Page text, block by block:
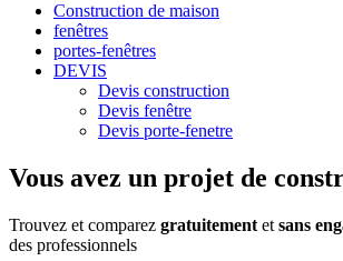
Construction de maison
fenêtres
portes-fenêtres
DEVIS
Devis construction
Devis fenêtre
Devis porte-fenetre
Vous avez un projet de
Trouvez et comparez gratuitement et sans
des professionnels